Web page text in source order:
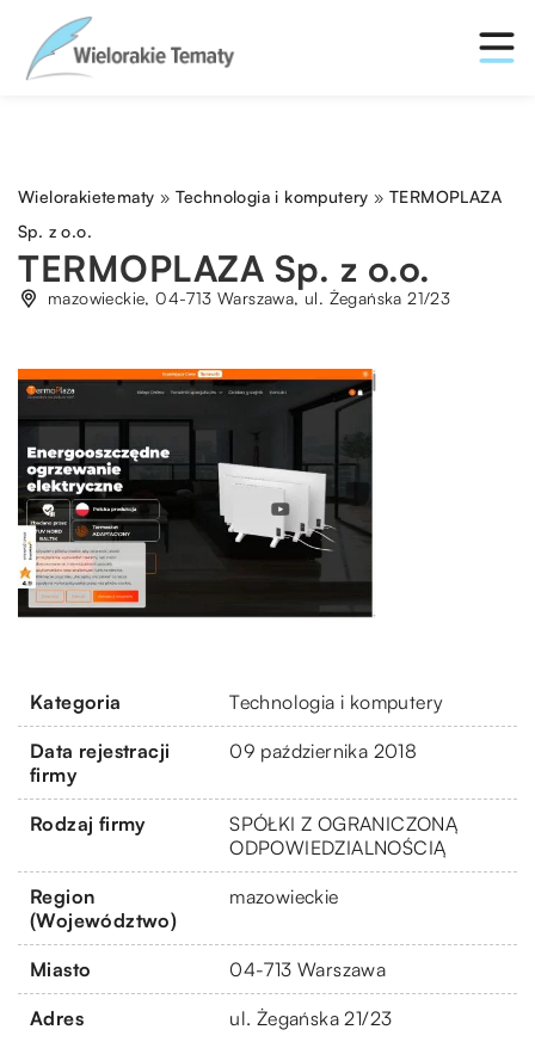
Wielorakietematy » Technologia i komputery »TERMOPLAZA
Sp. z o.o.
TERMOPLAZA Sp. z o.o.
mazowieckie, 04-713 Warszawa, ul. Żegańska 21/23
Kategoria Technologia i komputery
Data rejestracji
firmy
09 października 2018
Rodzaj firmy
SPÓŁKI Z OGRANICZONĄ
ODPOWIEDZIALNOŚCIĄ
Region
(Województwo)
mazowieckie
Miasto 04-713 Warszawa
Adres ul. Żegańska 21/23